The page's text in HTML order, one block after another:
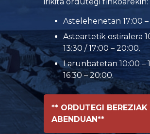
Astelehenetan 17:00 –
Asteartetik ostiralera
13:30 / 17:00 – 20:00.
Larunbatetan 10:00 –
16:30 – 20:00.
** ORDUTEGI BEREZIAK
ABENDUAN**